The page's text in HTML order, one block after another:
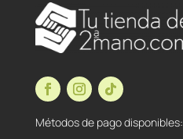
Métodos de pago disponibles: